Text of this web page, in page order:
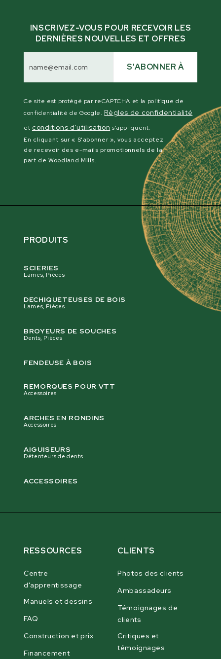
INSCRIVEZ-VOUS POUR RECEVOIR LES
DERNIÈRES NOUVELLES ET OFFRES
électronique S'ABONNER À
Ce site est protégé par reCAPTCHA et la politique de
confidentialité de Google. Règles de confidentialité
et conditions d'utilisation s'appliquent.
En cliquant sur « S'abonner », vous acceptez
de recevoir des e-mails promotionnels de la
part de Woodland Mills.
PRODUITS
SCIERIES
Lames, Pièces
DECHIQUETEUSES DE BOIS
Lames, Pièces
BROYEURS DE SOUCHES
Dents, Pièces
FENDEUSE À BOIS
REMORQUES POUR VTT
Accessoires
ARCHES EN RONDINS
Accessoires
AIGUISEURS
Détenteurs de dents
ACCESSOIRES
RESSOURCES
Centre
d'apprentissage
Manuels et dessins
FAQ
Construction et prix
Financement
CLIENTS
Photos des clients
Ambassadeurs
Témoignages de
clients
Critiques et
témoignages